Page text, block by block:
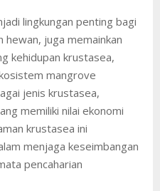
lingkungan penting bagi
juga memainkan
kehidupan krustasea,
mangrove
jenis krustasea,
memiliki nilai ekonomi
krustasea ini
menjaga keseimbangan
pencaharian